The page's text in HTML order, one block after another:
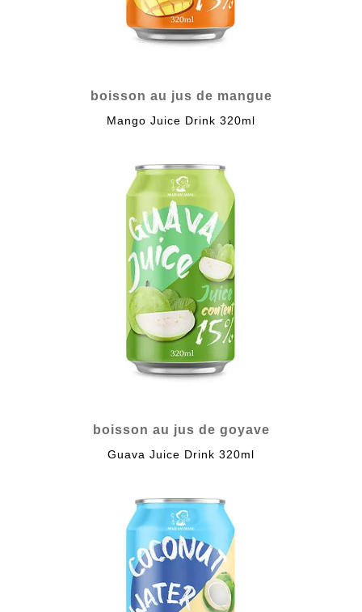
boisson au jus de mangue
Mango Juice Drink 320ml
boisson au jus de goyave
Guava Juice Drink 320ml